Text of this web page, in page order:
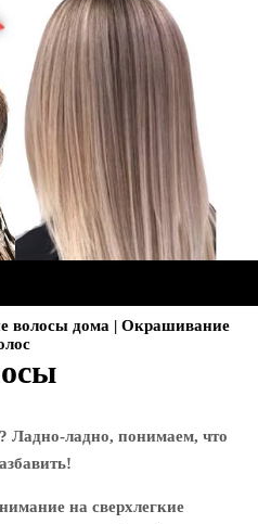
волосы дома | Окрашивание
Ладно-ладно, понимаем, что
на сверхлегкие